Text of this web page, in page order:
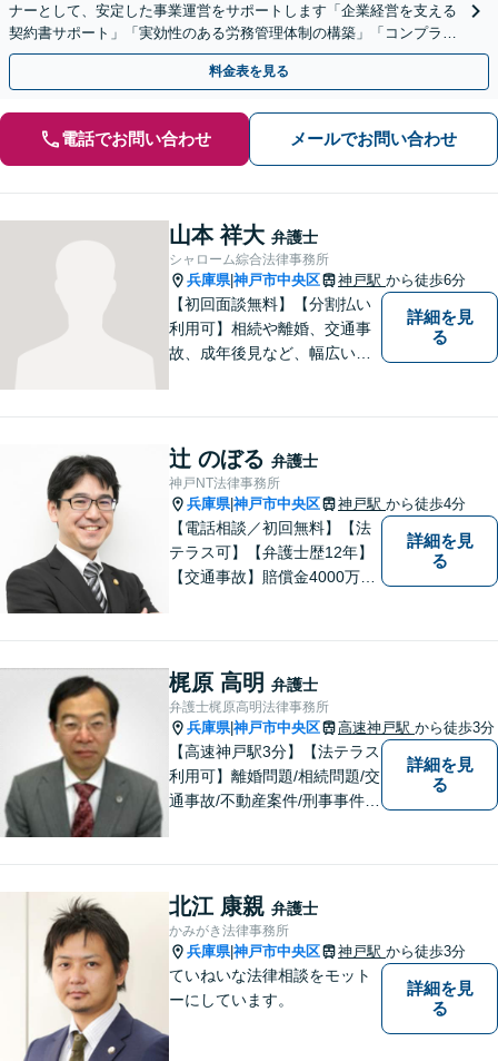
ナーとして、安定した事業運営をサポートします「企業経営を支える
契約書サポート」「実効性のある労務管理体制の構築」「コンプライ
アンス重視の健全な体制」【休日・夜間相談可】
料金表を見る
電話でお問い合わせ メールでお問い合わせ
山本 祥大 弁護士
シャローム綜合法律事務所
兵庫県|神戸市中央区 神戸駅 から徒歩6分
【初回面談無料】【分割払い
利用可】相続や離婚、交通事
故、成年後見など、幅広い法
し、事前見積もりを実施して
いるため、費用面でもご安心
いただけます。【神戸駅6分】
詳細を見
る
辻 のぼる 弁護士
神戸NT法律事務所
兵庫県|神戸市中央区 神戸駅 から徒歩4分
【電話相談／初回無料】【法
テラス可】【弁護士歴12年】
【交通事故】賠償金4000万円
解決金1000万円の獲得実績！
法人向け研修講師を務める
【休日・夜間面談】神戸駅4分
詳細を見
る
梶原 高明 弁護士
弁護士梶原高明法律事務所
兵庫県|神戸市中央区 高速神戸駅 から徒歩3分
【高速神戸駅3分】【法テラス
利用可】離婚問題/相続問題/交
通事故/不動産案件/刑事事件な
扱っております。依頼者様の
ご事情から考えうる最良のル
ートを選びます。【子連れ相
談可】
詳細を見
る
北江 康親 弁護士
かみがき法律事務所
兵庫県|神戸市中央区 神戸駅 から徒歩3分
ていねいな法律相談をモット
ーにしています。
詳細を見
る